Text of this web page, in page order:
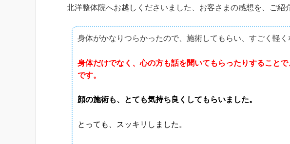
北洋整体院へお越しくださいました、お客さまの感想を、ご紹
身体がかなりつらかったので、施術してもらい、すごく軽く
身体だけでなく、心の方も話を聞いてもらったりすること
です。
顔の施術も、とても気持ち良くしてもらいました。
とっても、スッキリしました。